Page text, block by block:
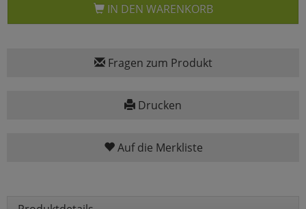
IN DEN WARENKORB
Fragen zum Produkt
Drucken
Auf die Merkliste